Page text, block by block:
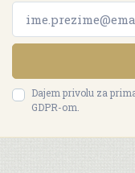
Dajem privolu za
GDPR-om.